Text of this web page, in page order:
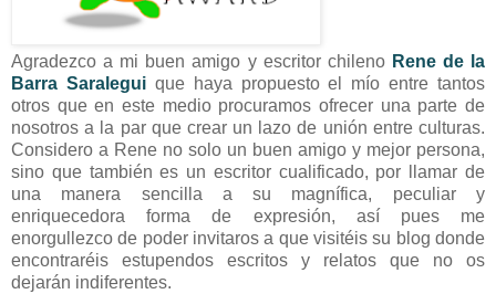
Agradezco a mi buen amigo y escritor chileno Rene de la
Barra Saralegui que haya propuesto el mío entre tantos
otros que en este medio procuramos ofrecer una parte de
nosotros a la par que crear un lazo de unión entre culturas.
Considero a Rene no solo un buen amigo y mejor persona,
sino que también es un escritor cualificado, por llamar de
una manera sencilla a su magnífica, peculiar y
enriquecedora forma de expresión, así pues me
enorgullezco de poder invitaros a que visitéis su blog donde
encontraréis estupendos escritos y relatos que no os
dejarán indiferentes.